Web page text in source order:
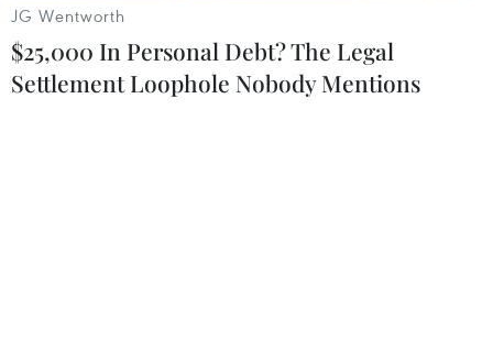
JG Wentworth
$25,000 In Personal Debt? The Legal
Settlement Loophole Nobody Mentions